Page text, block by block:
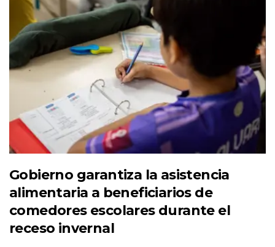
Gobierno garantiza la asistencia
alimentaria a beneficiarios de
comedores escolares durante el
receso invernal